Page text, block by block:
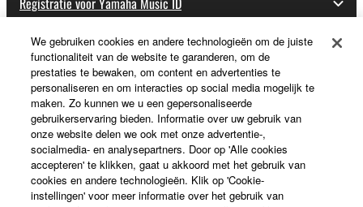
Over Yamaha
Nederland / België / Luxemburg - Dutch
Business
We gebruiken cookies en andere technologieën om de juiste
functionaliteit van de website te garanderen, om de
prestaties te bewaken, om content en advertenties te
personaliseren en om interacties op social media mogelijk te
maken. Zo kunnen we u een gepersonaliseerde
gebruikerservaring bieden. Informatie over uw gebruik van
onze website delen we ook met onze advertentie-,
socialmedia- en analysepartners. Door op 'Alle cookies
accepteren' te klikken, gaat u akkoord met het gebruik van
cookies en andere technologieën. Klik op 'Cookie-
instellingen' voor meer informatie over het gebruik van